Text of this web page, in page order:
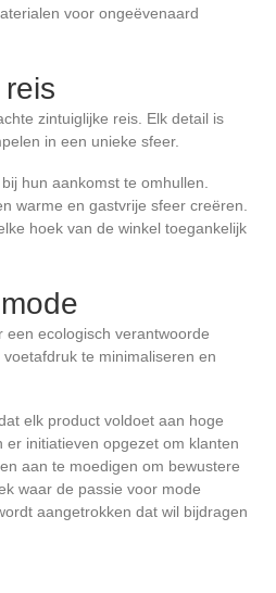
voor ongeëvenaard
zintuiglijke reis. Elk detail is
in een unieke sfeer.
hun aankomst te omhullen.
warme en gastvrije sfeer creëren.
hoek van de winkel toegankelijk
een ecologisch verantwoorde
te minimaliseren en
elk product voldoet aan hoge
initiatieven opgezet om klanten
aan te moedigen om bewustere
waar de passie voor mode
aangetrokken dat wil bijdragen